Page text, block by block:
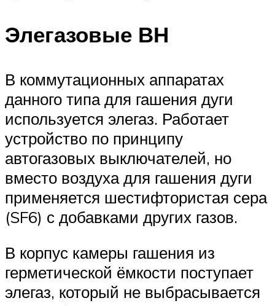
Элегазовые ВН
В коммутационных аппаратах
данного типа для гашения дуги
используется элегаз. Работает
устройство по принципу
автогазовых выключателей, но
вместо воздуха для гашения дуги
применяется шестифтористая сера
(SF6) с добавками других газов.
В корпус камеры гашения из
герметической ёмкости поступает
элегаз, который не выбрасывается